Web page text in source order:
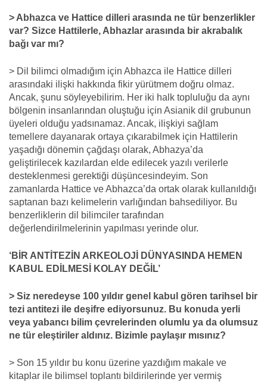
> Abhazca ve Hattice dilleri arasında ne tür benzerlikler
var? Sizce Hattilerle, Abhazlar arasında bir akrabalık
bağı var mı?
> Dil bilimci olmadığım için Abhazca ile Hattice dilleri
arasındaki ilişki hakkında fikir yürütmem doğru olmaz.
Ancak, şunu söyleyebilirim. Her iki halk topluluğu da aynı
bölgenin insanlarından oluştuğu için Asianik dil grubunun
üyeleri olduğu yadsınamaz. Ancak, ilişkiyi sağlam
temellere dayanarak ortaya çıkarabilmek için Hattilerin
yaşadığı dönemin çağdaşı olarak, Abhazya’da
geliştirilecek kazılardan elde edilecek yazılı verilerle
desteklenmesi gerektiği düşüncesindeyim. Son
zamanlarda Hattice ve Abhazca’da ortak olarak kullanıldığı
saptanan bazı kelimelerin varlığından bahsediliyor. Bu
benzerliklerin dil bilimciler tarafından
değerlendirilmelerinin yapılması yerinde olur.
‘BİR ANTİTEZİN ARKEOLOJİ DÜNYASINDA HEMEN
KABUL EDİLMESİ KOLAY DEĞİL’
> Siz neredeyse 100 yıldır genel kabul gören tarihsel bir
tezi antitezi ile deşifre ediyorsunuz. Bu konuda yerli
veya yabancı bilim çevrelerinden olumlu ya da olumsuz
ne tür eleştiriler aldınız. Bizimle paylaşır mısınız?
> Son 15 yıldır bu konu üzerine yazdığım makale ve
kitaplar ile bilimsel toplantı bildirilerinde yer vermiş